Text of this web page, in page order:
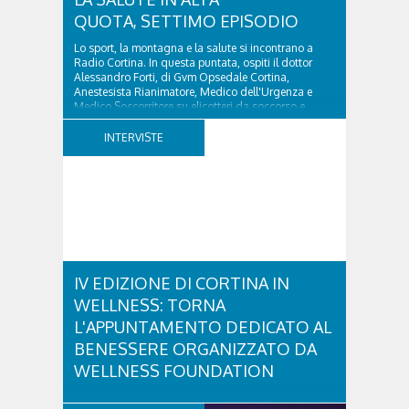
QUOTA, SETTIMO EPISODIO
Lo sport, la montagna e la salute si incontrano a
Radio Cortina. In questa puntata, ospiti il dottor
Alessandro Forti, di Gvm Opsedale Cortina,
Anestesista Rianimatore, Medico dell'Urgenza e
Medico Soccorritore su elicotteri da soccorso e
l'ingegner Michele Titton, delegato della sezione...
INTERVISTE
IV EDIZIONE DI CORTINA IN
WELLNESS: TORNA
L'APPUNTAMENTO DEDICATO AL
BENESSERE ORGANIZZATO DA
WELLNESS FOUNDATION